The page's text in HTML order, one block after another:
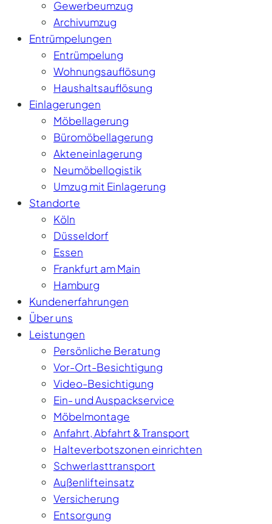
Gewerbeumzug
Archivumzug
Entrümpelungen
Entrümpelung
Wohnungsauflösung
Haushaltsauflösung
Einlagerungen
Möbellagerung
Büromöbellagerung
Akteneinlagerung
Neumöbellogistik
Umzug mit Einlagerung
Standorte
Köln
Düsseldorf
Essen
Frankfurt am Main
Hamburg
Kundenerfahrungen
Über uns
Leistungen
Persönliche Beratung
Vor-Ort-Besichtigung
Video-Besichtigung
Ein- und Auspackservice
Möbelmontage
Anfahrt, Abfahrt & Transport
Halteverbotszonen einrichten
Schwerlasttransport
Außenlifteinsatz
Versicherung
Entsorgung